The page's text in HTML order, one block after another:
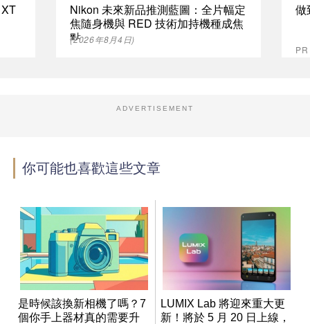
Nikon 未來新品推測藍圖：全片幅定
焦隨身機與 RED 技術加持機種成焦
點
(2026年8月4日)
做
ADVERTISEMENT
你可能也喜歡這些文章
是時候該換新相機了嗎？7
個你手上器材真的需要升
LUMIX Lab 將迎來重大更
新！將於 5 月 20 日上線，